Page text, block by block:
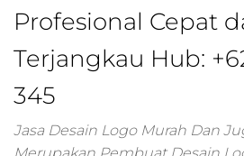
Profesional Cepat
Terjangkau Hub:
345
Jasa Desain Logo Murah Dan